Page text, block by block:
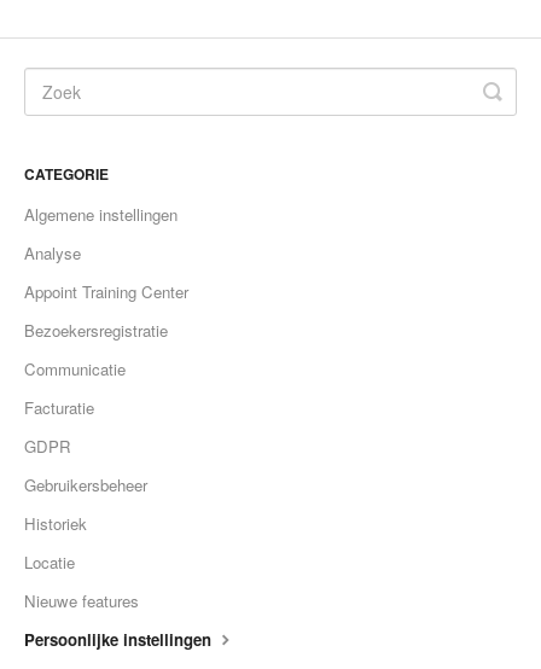
CATEGORIE
Algemene instellingen
Analyse
Appoint Training Center
Bezoekersregistratie
Communicatie
Facturatie
GDPR
Gebruikersbeheer
Historiek
Locatie
Nieuwe features
Persoonlijke instellingen